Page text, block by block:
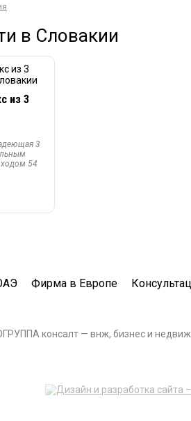
в Словакии
из 3
3
54
Фирма в Европе
консалт — внж, бизнес и